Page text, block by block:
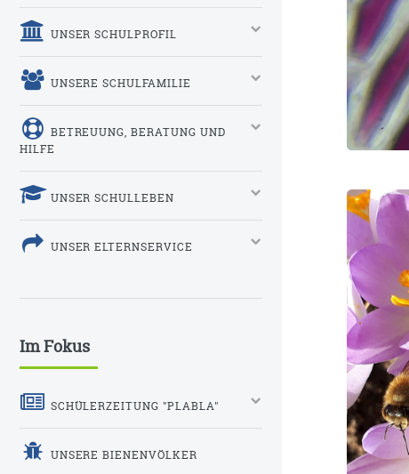
UNSER SCHULPROFIL
UNSERE SCHULFAMILIE
BETREUUNG, BERATUNG UND
HILFE
UNSER SCHULLEBEN
UNSER ELTERNSERVICE
Im Fokus
SCHÜLERZEITUNG "PLABLA"
UNSERE BIENENVÖLKER